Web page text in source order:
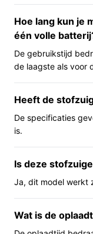
opgegeven
staat op 6 uur.
specificaties.
Belangrijkste
Deze kenmerken
Zakloos
je leegt het
meubels.
Accugebruik
eenmaal
woning
Hoe lang kun je
één volle
De gebruikstijd
de laagste als voor
Heeft de
De specificaties
is.
Is deze
Ja, dit model werkt
Wat is de